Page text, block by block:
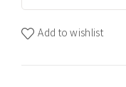
Add to wishlist